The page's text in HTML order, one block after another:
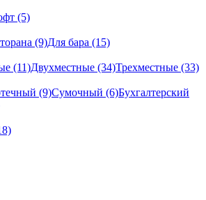
(5)
(9)Для бара (15)
(11)Двухместные (34)Трехместные (33)
(9)Сумочный (6)Бухгалтерский